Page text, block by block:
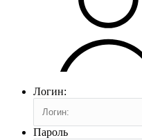
Логин:
Пароль